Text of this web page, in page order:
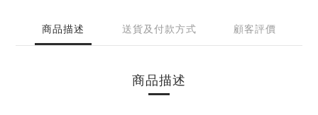
商品描述 送貨及付款方式 顧客評價
商品描述